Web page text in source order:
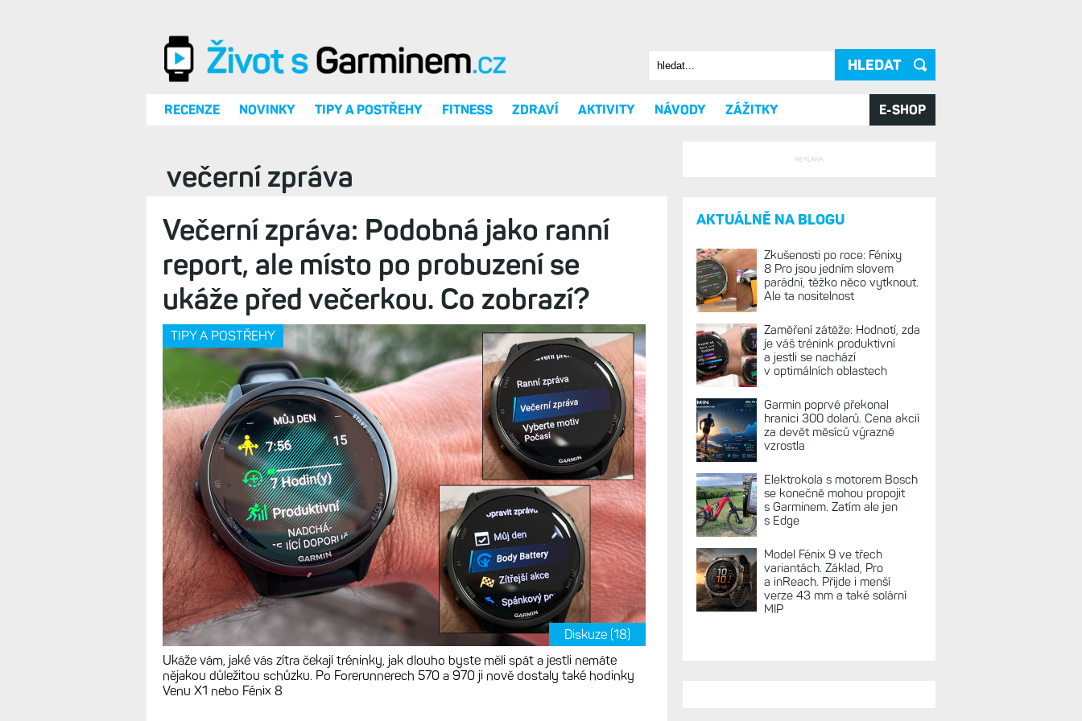
Vyhledávání
Hledat
RECENZE NOVINKY TIPY A POSTŘEHY FITNESS ZDRAVÍ AKTIVITY NÁVODY ZÁŽITKY E-SHOP
večerní zpráva
Večerní zpráva: Podobná jako ranní
report, ale místo po probuzení se
ukáže před večerkou. Co zobrazí?
TIPY A POSTŘEHY
Diskuze (18)
Ukáže vám, jaké vás zítra čekají tréninky, jak dlouho byste měli spát a jestli nemáte
nějakou důležitou schůzku. Po Forerunnerech 570 a 970 ji nově dostaly také hodinky
Venu X1 nebo Fénix 8
REKLAMA
AKTUÁLNĚ NA BLOGU
Zkušenosti po roce: Fénixy
8 Pro jsou jedním slovem
parádní, těžko něco vytknout.
Ale ta nositelnost
Zaměření zátěže: Hodnotí, zda
je váš trénink produktivní
a jestli se nachází
v optimálních oblastech
Garmin poprvé překonal
hranici 300 dolarů. Cena akcií
za devět měsíců výrazně
vzrostla
Elektrokola s motorem Bosch
se konečně mohou propojit
s Garminem. Zatím ale jen
s Edge
Model Fénix 9 ve třech
variantách. Základ, Pro
a inReach. Přijde i menší
verze 43 mm a také solární
MIP